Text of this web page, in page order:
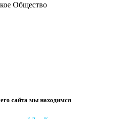
Общество
сайта мы находимся